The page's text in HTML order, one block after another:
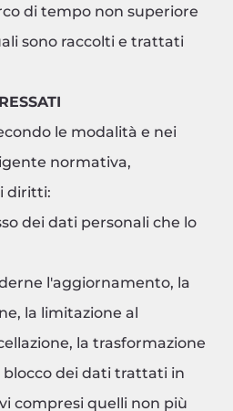
di tempo non superiore
sono raccolti e trattati
le modalità e nei
normativa,
diritti:
dei dati personali che lo
l'aggiornamento, la
la limitazione al
la trasformazione
dei dati trattati in
compresi quelli non più